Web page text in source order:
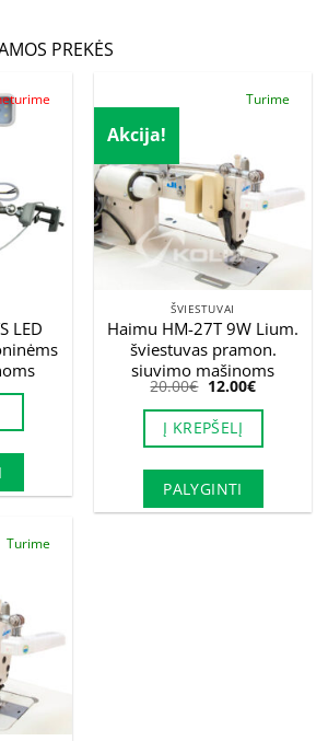
PREKĖS
LED
Akcija!
Turime
ŠVIESTUVAI
Haimu HM-27T 9W Lium.
šviestuvas pramon.
siuvimo mašinoms
20.00€ Original
price
was:
20.00€.
12.00€Current
price
is:
Į KREPŠELĮ
PALYGINTI
Turime